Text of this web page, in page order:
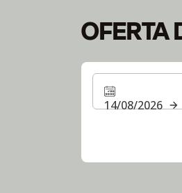
OFERTA
14/08/2026